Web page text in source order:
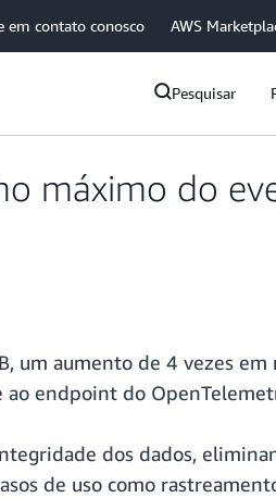
em contato conosco AWS
Pesquisar
máximo do
um aumento de 4 vezes
ao endpoint do
dos dados,
de uso como